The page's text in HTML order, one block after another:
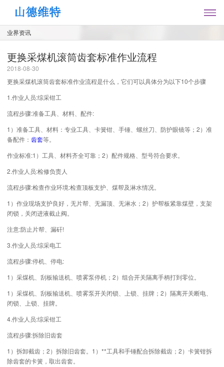
业界资讯
更换采煤机滚筒齿套标准作业流程
2018-08-30
更换采煤机滚筒齿套标准作业流程是什么，它们可以具体分为以下10个步骤
1.作业人员:综采钳工
流程步骤:准备工具、材料、配件:
1）准备工具、材料：专业工具、卡簧钳、手锤、螺丝刀、防护眼镜等；2）准
备配件： 齿套等。
作业标准:1）工具、材料齐全可靠；2）配件规格、型号符合要求。
2.作业人员:检修负责人
流程步骤:检查作业环境:检查顶板支护、煤帮及淋水情况。
1）作业现场支护良好，无片帮、无漏顶、无淋水；2）护帮板紧靠煤壁，支架
闭锁，关闭进液截止阀。
注意:防止片帮、漏矸!
3.作业人员:综采电工
流程步骤:停机、停电:
1）采煤机、刮板输送机、喷雾泵停机；2）组合开关隔离手柄打到零位。
1）采煤机、刮板输送机、喷雾泵开关闭锁、上锁、挂牌；2）隔离开关断电、
闭锁、上锁、挂牌。
4.作业人员:综采钳工
流程步骤:拆除旧齿套
1）拆卸截齿；2）拆除旧齿套。1）**工具和手锤配合拆除截齿；2）卡簧钳拆
除齿套的卡簧，取出齿套。